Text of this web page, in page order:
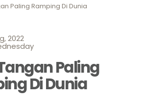
2022
Paling
Di Dunia